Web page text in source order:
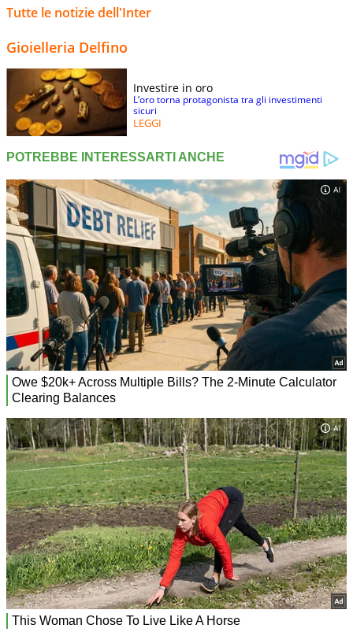
Tutte le notizie dell'Inter
Gioielleria Delfino
Investire in oro
L’oro torna protagonista tra gli investimenti
sicuri
LEGGI